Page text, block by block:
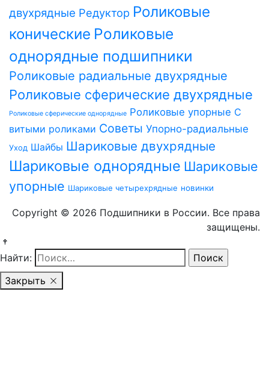
двухрядные Редуктор Роликовые
конические Роликовые
однорядные подшипники
Роликовые радиальные двухрядные
Роликовые сферические двухрядные
Роликовые сферические однорядные Роликовые упорные С
витыми роликами Советы Упорно-радиальные
Уход Шайбы Шариковые двухрядные
Шариковые однорядные Шариковые
упорные Шариковые четырехрядные новинки
Copyright © 2026 Подшипники в России. Все права
защищены.
Найти:
Закрыть